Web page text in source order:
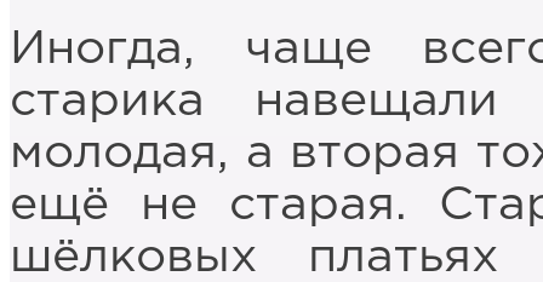
Иногда, чаще
старика
молодая, а вторая
ещё не старая.
шёлковых платьях